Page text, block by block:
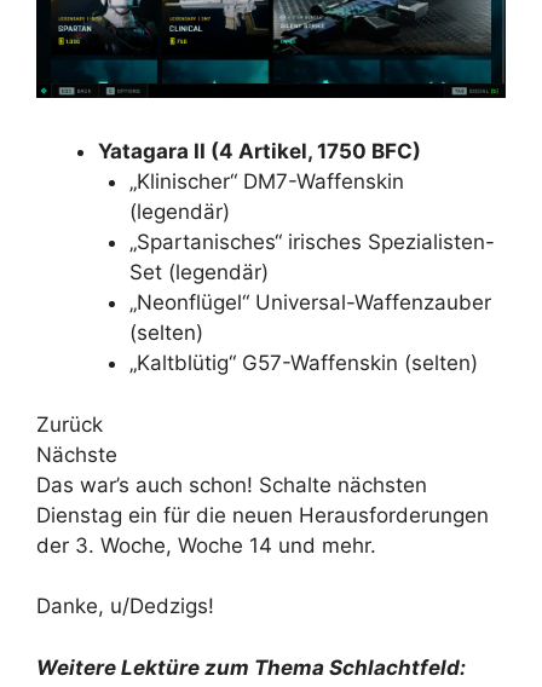
Yatagara II (4 Artikel, 1750 BFC)
„Klinischer“ DM7-Waffenskin
(legendär)
„Spartanisches“ irisches Spezialisten-
Set (legendär)
„Neonflügel“ Universal-Waffenzauber
(selten)
„Kaltblütig“ G57-Waffenskin (selten)
Zurück
Nächste
Das war’s auch schon! Schalte nächsten
Dienstag ein für die neuen Herausforderungen
der 3. Woche, Woche 14 und mehr.
Danke, u/Dedzigs!
Weitere Lektüre zum Thema Schlachtfeld: